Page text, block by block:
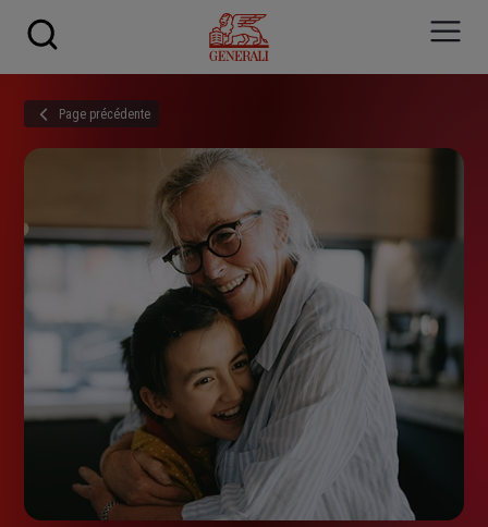
Page précédente